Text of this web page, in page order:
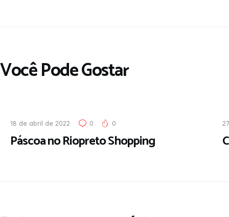
Você Pode Gostar
18 de abril de 2022 0 0
Páscoa no Riopreto Shopping